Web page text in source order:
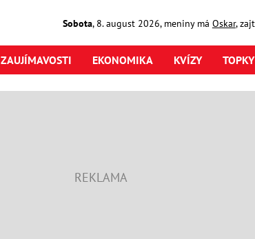
Sobota, 8. august2026, meniny má Oskar,
ZAUJÍMAVOSTI EKONOMIKA KVÍZY